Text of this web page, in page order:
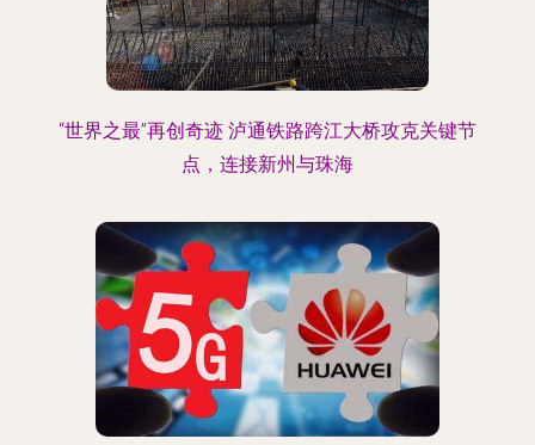
“世界之最”再创奇迹 泸通铁路跨江大桥攻克关键节
点，连接新州与珠海